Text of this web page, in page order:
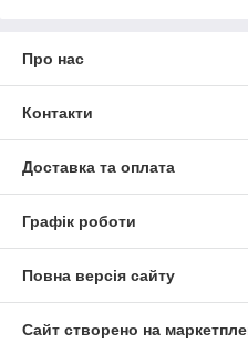
Про нас
Контакти
Доставка та оплата
Графік роботи
Повна версія сайту
Сайт створено на